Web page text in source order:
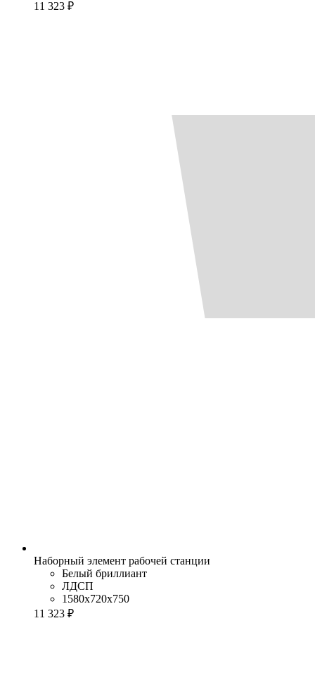
11 323 ₽
Наборный элемент рабочей станции
Белый бриллиант
ЛДСП
1580x720x750
11 323 ₽